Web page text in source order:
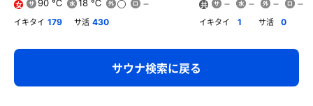
女 90 ℃ 18 ℃
イキタイ 179 サ活 430
共
イキタイ 1 サ活 0
サウナ検索に戻る